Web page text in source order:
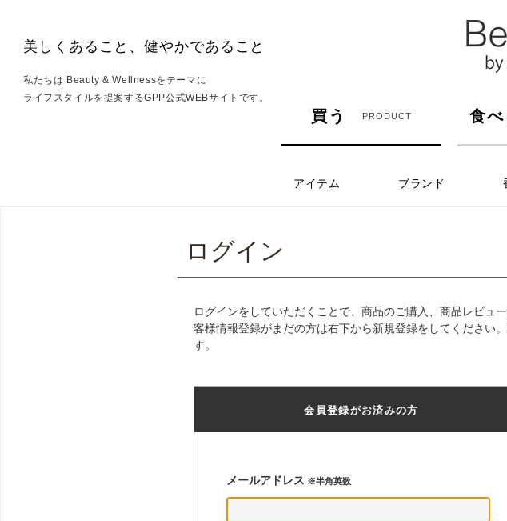
美しくあること、健やかであること
私たちは Beauty & Wellnessをテーマに
ライフスタイルを提案するGPP公式WEBサイトです。
買う PRODUCT 食べ
アイテム ブランド
ログイン
ログインをしていただくことで、商品のご購入、商品レビュ
客様情報登録がまだの方は右下から新規登録をしてください
す。
会員登録がお済みの方
メールアドレス ※半角英数